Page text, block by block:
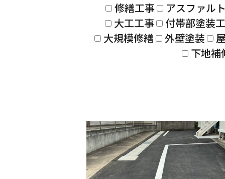
修繕工事
アスファル
大工工事
付帯部塗装
大規模修繕
外壁塗装
下地補